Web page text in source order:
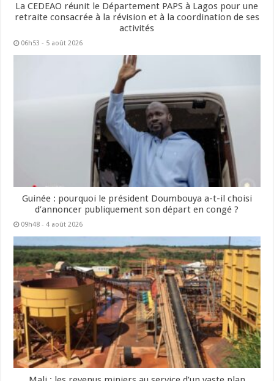
La CEDEAO réunit le Département PAPS à Lagos pour une
retraite consacrée à la révision et à la coordination de ses
activités
06h53 - 5 août 2026
Guinée : pourquoi le président Doumbouya a-t-il choisi
d’annoncer publiquement son départ en congé ?
09h48 - 4 août 2026